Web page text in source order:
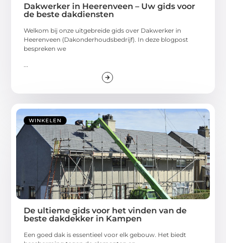
Dakwerker in Heerenveen – Uw gids voor
de beste dakdiensten
Welkom bij onze uitgebreide gids over Dakwerker in
Heerenveen (Dakonderhoudsbedrijf). In deze blogpost
bespreken we
...
WINKELEN
De ultieme gids voor het vinden van de
beste dakdekker in Kampen
Een goed dak is essentieel voor elk gebouw. Het biedt